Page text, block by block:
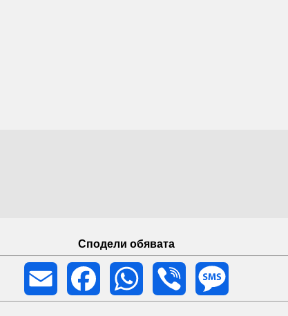
Сподели обявата
Email
Facebook WhatsApp Viber